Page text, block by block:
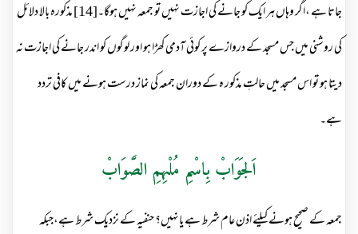
جاتا ہے ،اگر وہاں ہر ایک کو جانے کی اجازت نہیں تو جمعہ نہیں ہوگا۔[14] مذکورہ بالا دلائل
کی روشنی میں جس مسجد کے دروازے پر کوئی آدمی کھڑا ہو اور لوگوں کو اندر جانے کی اجازت نہ
دیتا ہو تو اس مسجد میں حالتِ مذکور ہ کے دوران جمعہ کی نماز درست ہونے میں کافی تردد
ہے۔
اَلجَوَابْ بِاسْمِ مُلْہِمِ الصَّوَابْ
جمعہ کے صحیح ہونے کیلئے اذن عام شرط ہے یانہیں؟ حنفیہ کے نزدیک شرط ہے،جبکہ